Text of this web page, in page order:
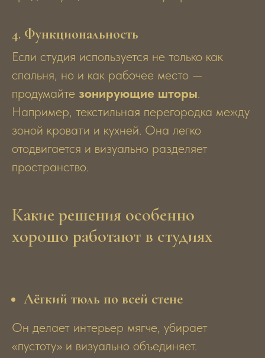
4. Функциональность
Если студия используется не только как
спальня, но и как рабочее место —
продумайте зонирующие шторы.
Например, текстильная перегородка между
зоной кровати и кухней. Она легко
отодвигается и визуально разделяет
пространство.
Какие решения особенно
хорошо работают в студиях
Лёгкий тюль по всей стене
Он делает интерьер мягче, убирает
«пустоту» и визуально объединяет.